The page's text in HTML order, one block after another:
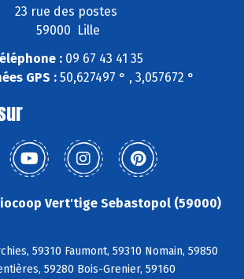
23 rue des postes
59000 Lille
: 09 67 43 41 35
GPS :50,627497 ° , 3,057672 °
Vert'tige Sebastopol (59000)
59310 Faumont, 59310 Nomain, 59850
59280 Bois-Grenier, 59160